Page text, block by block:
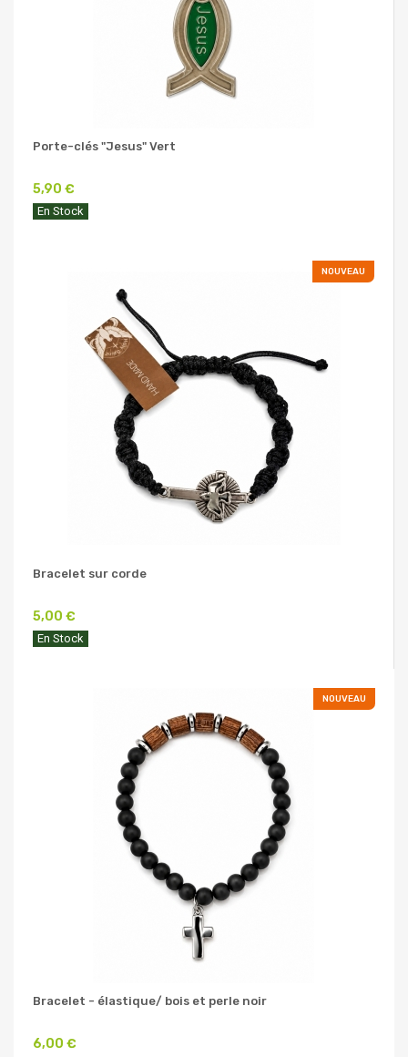
Porte-clés "Jesus" Vert
5,90 €
En Stock
NOUVEAU
Bracelet sur corde
5,00 €
En Stock
NOUVEAU
Bracelet - élastique/ bois et perle noir
6,00 €